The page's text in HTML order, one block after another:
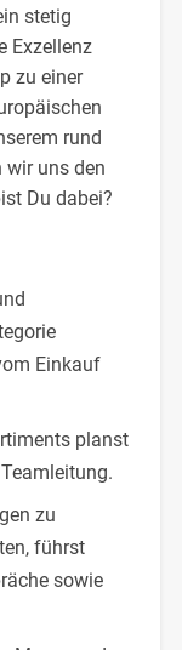
stetig
Exzellenz
zu einer
rund
wir uns den
Du dabei?
Einkauf
planst
zu
führst
sowie